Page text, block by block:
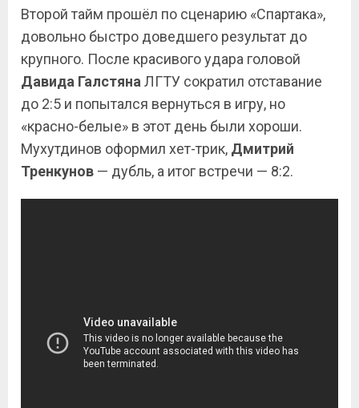
Второй тайм прошёл по сценарию «Спартака»,
довольно быстро доведшего результат до
крупного. После красивого удара головой
Давида Галстяна ЛГТУ сократил отставание
до 2:5 и попытался вернуться в игру, но
«красно-белые» в этот день были хороши.
Мухутдинов оформил хет-трик, Дмитрий
Тренкунов — дубль, а итог встречи — 8:2.